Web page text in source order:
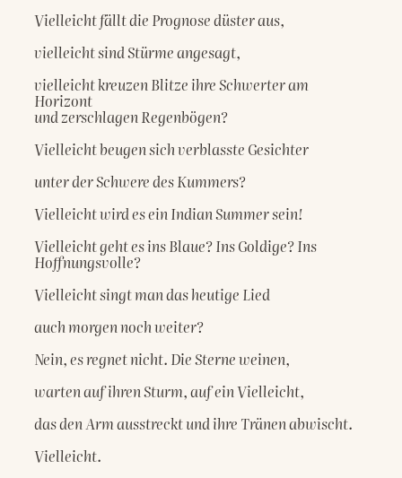
Vielleicht fällt die Prognose düster aus,
vielleicht sind Stürme angesagt,
vielleicht kreuzen Blitze ihre Schwerter am
Horizont
und zerschlagen Regenbögen?
Vielleicht beugen sich verblasste Gesichter
unter der Schwere des Kummers?
Vielleicht wird es ein Indian Summer sein!
Vielleicht geht es ins Blaue? Ins Goldige? Ins
Hoffnungsvolle?
Vielleicht singt man das heutige Lied
auch morgen noch weiter?
Nein, es regnet nicht. Die Sterne weinen,
warten auf ihren Sturm, auf ein Vielleicht,
das den Arm ausstreckt und ihre Tränen abwischt.
Vielleicht.